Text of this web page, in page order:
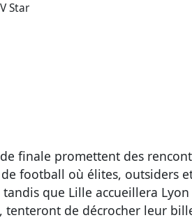
Star
finale promettent des
football où élites, outsiders
que Lille accueillera
tenteront de décrocher leur